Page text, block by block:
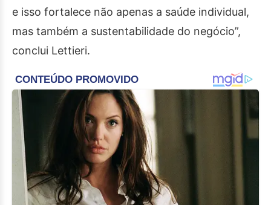
e isso fortalece não apenas a saúde individual,
mas também a sustentabilidade do negócio”,
conclui Lettieri.